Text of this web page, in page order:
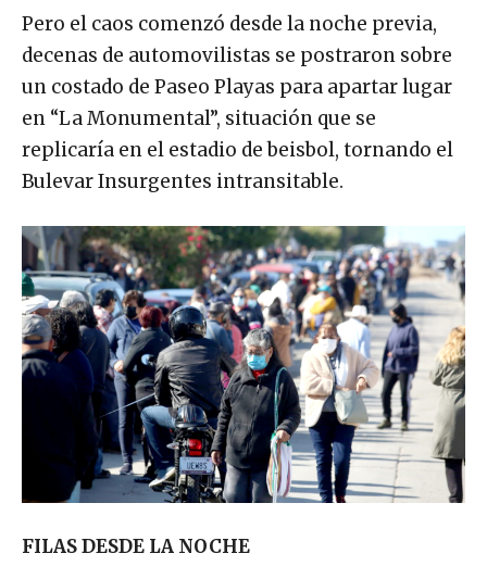
Pero el caos comenzó desde la noche previa,
decenas de automovilistas se postraron sobre
un costado de Paseo Playas para apartar lugar
en “La Monumental”, situación que se
replicaría en el estadio de beisbol, tornando el
Bulevar Insurgentes intransitable.
FILAS DESDE LA NOCHE